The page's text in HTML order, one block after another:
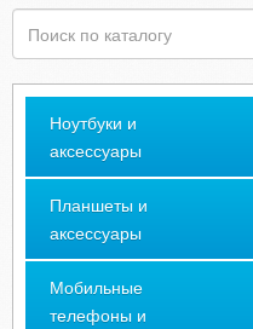
Ноутбуки и
аксессуары
Планшеты и
аксессуары
Мобильные
телефоны и